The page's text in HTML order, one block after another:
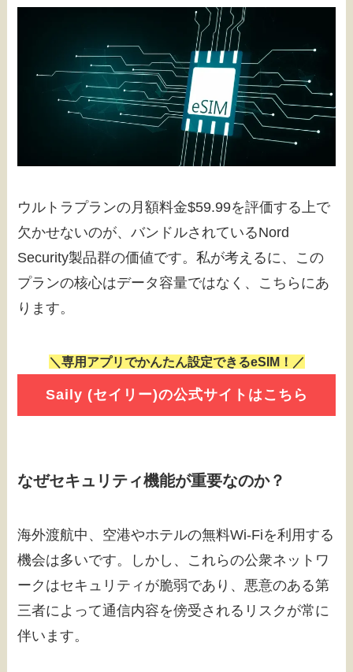
ウルトラプランの月額料金$59.99を評価する上で
欠かせないのが、バンドルされているNord
Security製品群の価値です。私が考えるに、この
プランの核心はデータ容量ではなく、こちらにあ
ります。
＼専用アプリでかんたん設定できるeSIM！／
Saily (セイリー)の公式サイトはこちら
なぜセキュリティ機能が重要なのか？
海外渡航中、空港やホテルの無料Wi-Fiを利用する
機会は多いです。しかし、これらの公衆ネットワ
ークはセキュリティが脆弱であり、悪意のある第
三者によって通信内容を傍受されるリスクが常に
伴います。